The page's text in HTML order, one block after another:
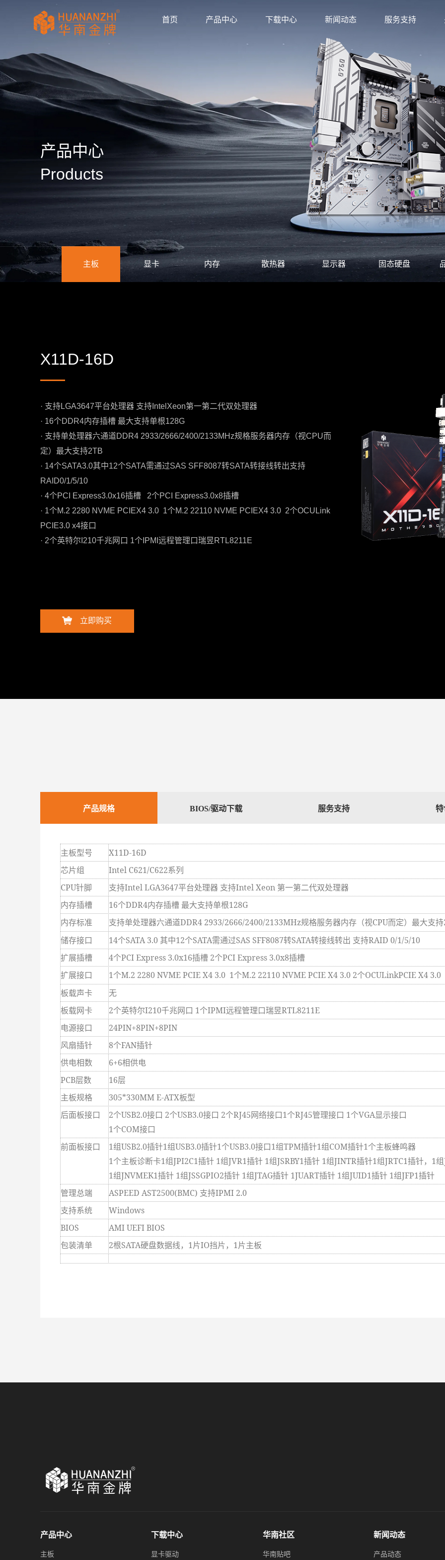
首页 产品中心 下载中心 新闻动态 服务支持
产品中心
Products
主板 显卡 内存 散热器 显示器 固态硬盘
X11D-16D
· 支持LGA3647平台处理器 支持IntelXeon第一第二代双处理器
· 16个DDR4内存插槽 最大支持单根128G
· 支持单处理器六通道DDR4 2933/2666/2400/2133MHz规格服务器内存（视CPU而
定）最大支持2TB
· 14个SATA3.0其中12个SATA需通过SAS SFF8087转SATA转接线转出支持
RAID0/1/5/10
· 4个PCI Express3.0x16插槽 2个PCI Express3.0x8插槽
· 1个M.2 2280 NVME PCIEX4 3.0 1个M.2 22110 NVME PCIEX4 3.0 2个OCULink
PCIE3.0 x4接口
· 2个英特尔I210千兆网口 1个IPMI远程管理口瑞昱RTL8211E
立即购买
产品规格 BIOS/驱动下载 服务支持 特
主板型号
X11D-16D
芯片组
Intel C621/C622系列
CPU针脚
支持Intel LGA3647平台处理器 支持Intel Xeon 第一第二代双处理器
内存插槽
16个DDR4内存插槽 最大支持单根128G
内存标准
支持单处理器六通道DDR4 2933/2666/2400/2133MHz规格服务器内存（视CPU而定）最大支
储存接口
14个SATA 3.0 其中12个SATA需通过SAS SFF8087转SATA转接线转出 支持RAID 0/1/5/10
扩展插槽
4个PCI Express 3.0x16插槽 2个PCI Express 3.0x8插槽
扩展接口
1个M.2 2280 NVME PCIE X4 3.0 1个M.2 22110 NVME PCIE X4 3.0 2个OCULinkPCIE X4 3.0
板载声卡
无
板载网卡
2个英特尔I210千兆网口 1个IPMI远程管理口瑞昱RTL8211E
电源接口
24PIN+8PIN+8PIN
风扇插针
8个FAN插针
供电相数
6+6相供电
PCB层数 16层
主板规格
305*330MM E-ATX板型
后面板接口
2个USB2.0接口 2个USB3.0接口 2个RJ45网络接口1个RJ45管理接口 1个VGA显示接口
1个COM接口
前面板接口
1组USB2.0插针1组USB3.0插针1个USB3.0接口1组TPM插针1组COM插针1个主板蜂鸣器
1个主板诊断卡1组JPI2C1插针 1组JVR1插针 1组JSRBY1插针 1组JINTR插针1组JRTC1插针，1
1组JNVMEK1插针 1组JSSGPIO2插针 1组JTAG插针 1JUART插针 1组JUID1插针 1组JFP1插针
管理总端
ASPEED AST2500(BMC) 支持IPMI 2.0
支持系统
Windows
BIOS
AMI UEFI BIOS
包装清单
2根SATA硬盘数据线，1片IO挡片，1片主板
产品中心
主板
下载中心
显卡驱动
华南社区
华南贴吧
新闻动态
产品动态